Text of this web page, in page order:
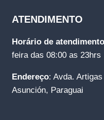
ATENDIMENTO
Horário de atendimento
feira das 08:00 as 23hrs
Endereço: Avda.
Asunción, Paraguai